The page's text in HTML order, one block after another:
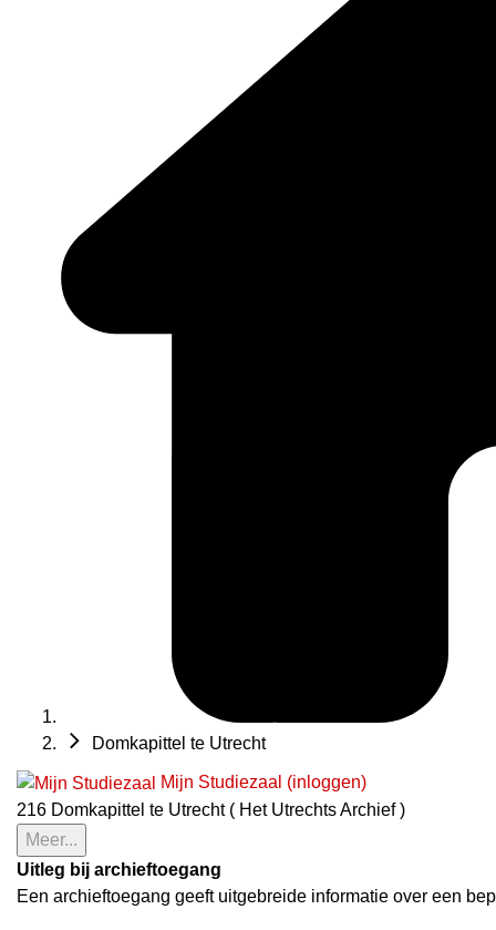
Domkapittel te Utrecht
Mijn Studiezaal (inloggen)
216 Domkapittel te Utrecht ( Het Utrechts Archief )
Meer...
Uitleg bij archieftoegang
Een archieftoegang geeft uitgebreide informatie over een